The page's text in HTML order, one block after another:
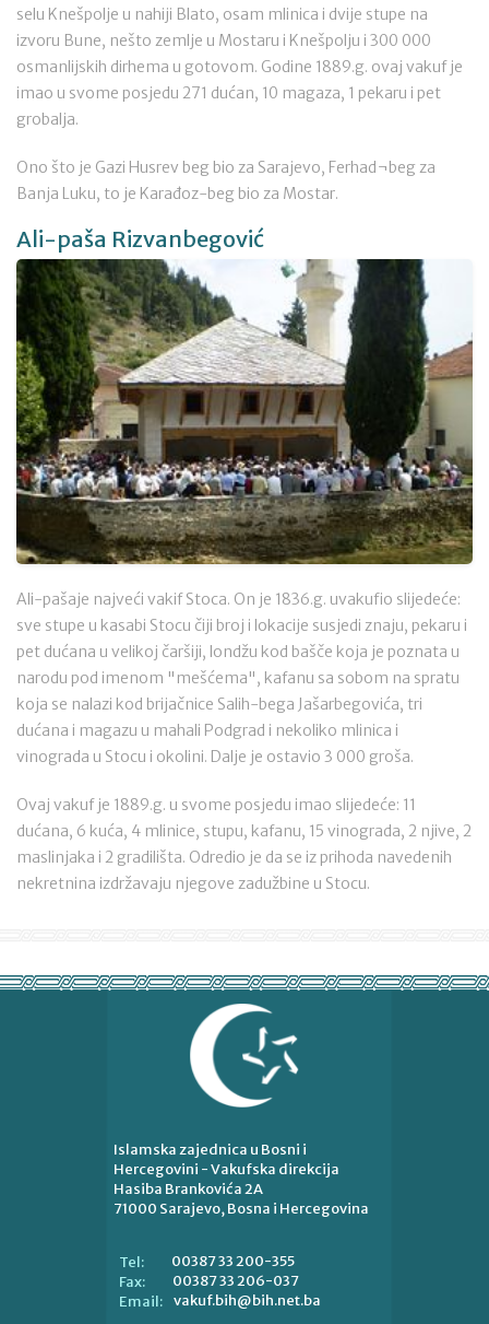
selu Knešpolje u nahiji Blato, osam mlinica i dvije stupe na
izvoru Bune, nešto zemlje u Mostaru i Knešpolju i 300 000
osmanlijskih dirhema u gotovom. Godine 1889.g. ovaj vakuf je
imao u svome posjedu 271 dućan, 10 magaza, 1 pekaru i pet
grobalja.
Ono što je Gazi Husrev beg bio za Sarajevo, Ferhad¬beg za
Banja Luku, to je Karađoz-beg bio za Mostar.
Ali-paša Rizvanbegović
Ali-pašaje najveći vakif Stoca. On je 1836.g. uvakufio slijedeće:
sve stupe u kasabi Stocu čiji broj i lokacije susjedi znaju, pekaru i
pet dućana u velikoj čaršiji, londžu kod bašče koja je poznata u
narodu pod imenom "mešćema", kafanu sa sobom na spratu
koja se nalazi kod brijačnice Salih-bega Jašarbegovića, tri
dućana i magazu u mahali Podgrad i nekoliko mlinica i
vinograda u Stocu i okolini. Dalje je ostavio 3 000 groša.
Ovaj vakuf je 1889.g. u svome posjedu imao slijedeće: 11
dućana, 6 kuća, 4 mlinice, stupu, kafanu, 15 vinograda, 2 njive, 2
maslinjaka i 2 gradilišta. Odredio je da se iz prihoda navedenih
nekretnina izdržavaju njegove zadužbine u Stocu.
Islamska zajednica u Bosni i
Hercegovini - Vakufska direkcija
Hasiba Brankovića 2A
71000 Sarajevo, Bosna i Hercegovina
Tel:
00387 33 200-355
Fax:
00387 33 206-037
Email: vakuf.bih@bih.net.ba